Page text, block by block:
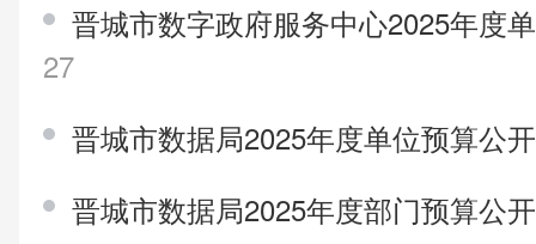
晋城市数字政府服务中心2025年度
27
晋城市数据局2025年度单位预算公
晋城市数据局2025年度部门预算公